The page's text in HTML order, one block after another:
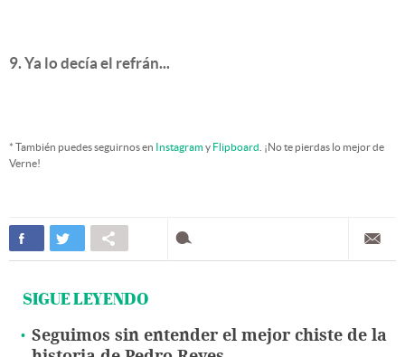
9. Ya lo decía el refrán...
* También puedes seguirnos en Instagramy Flipboard . ¡No te pierdas lo mejor de
Verne!
SIGUE LEYENDO
Seguimos sin entender el mejor chiste de la